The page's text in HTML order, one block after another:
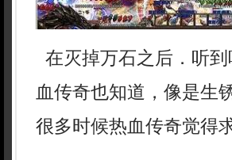
在灭掉万石之后．听
血传奇也知道，像是生
很多时候热血传奇觉得